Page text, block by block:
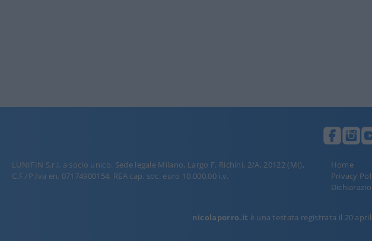
LUNIFIN S.r.l. a socio unico. Sede legale Milano, Largo F. Richini, 2/A, 20122 (MI),
C.F./P.Iva en. 07174900154, REA cap. soc. euro 10.000,00 i.v.
Home
Privacy
nicolaporro.it è una testata registrata il 20